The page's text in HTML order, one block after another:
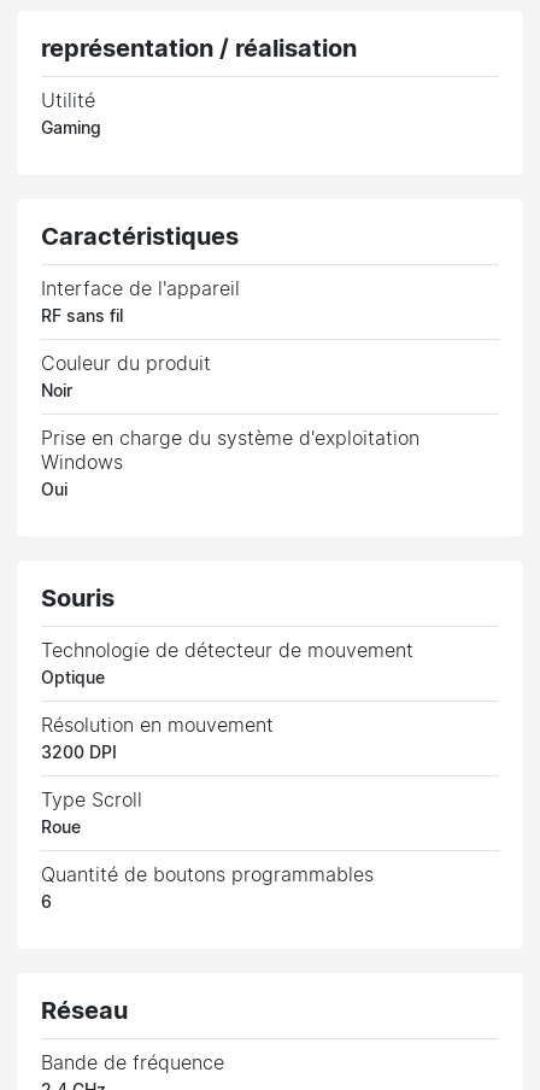
représentation / réalisation
Utilité
Gaming
Caractéristiques
Interface de l'appareil
RF sans fil
Couleur du produit
Noir
Prise en charge du système d'exploitation
Windows
Oui
Souris
Technologie de détecteur de mouvement
Optique
Résolution en mouvement
3200 DPI
Type Scroll
Roue
Quantité de boutons programmables
6
Réseau
Bande de fréquence